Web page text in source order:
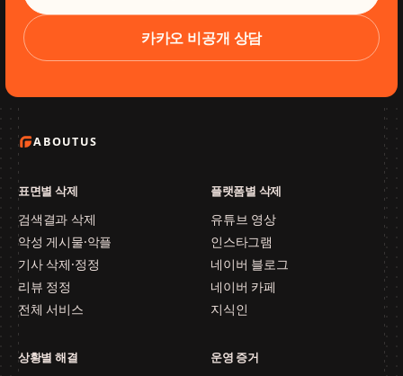
카카오 비공개 상담
ABOUTUS
표면별 삭제
검색결과 삭제
악성 게시물·악플
기사 삭제·정정
리뷰 정정
전체 서비스
플랫폼별 삭제
유튜브 영상
인스타그램
네이버 블로그
네이버 카페
지식인
상황별 해결 운영 증거